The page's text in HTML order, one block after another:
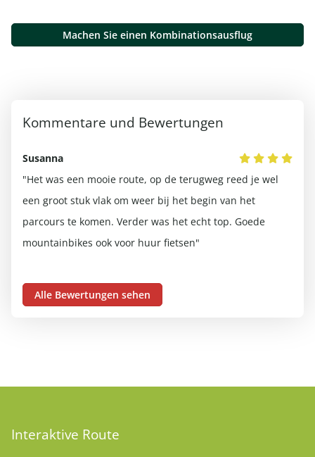
Machen Sie einen Kombinationsausflug
Kommentare und Bewertungen
Susanna
"Het was een mooie route, op de terugweg reed je wel
een groot stuk vlak om weer bij het begin van het
parcours te komen. Verder was het echt top. Goede
mountainbikes ook voor huur fietsen"
Alle Bewertungen sehen
Interaktive Route